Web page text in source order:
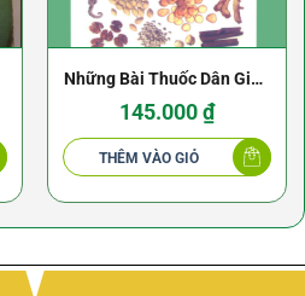
Những Bài Thuốc Dân Gian
Thường Dùng
145.000₫
THÊM VÀO GIỎ